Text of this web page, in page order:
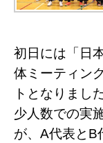
初日には「日
体ミーティン
トとなりました
少人数での実
が、A代表とB